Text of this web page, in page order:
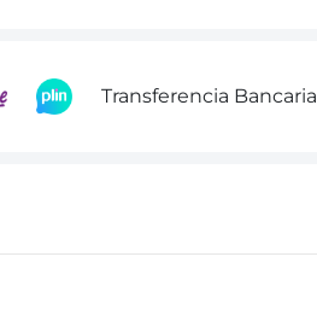
Transferencia Bancaria